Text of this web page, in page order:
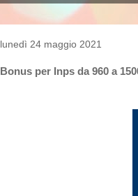
lunedì 24 maggio 2021
Bonus per Inps da 960 a